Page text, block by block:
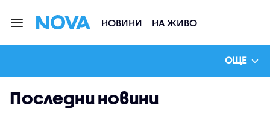
НОВИНИ НА ЖИВО
ОЩЕ
Последни новини